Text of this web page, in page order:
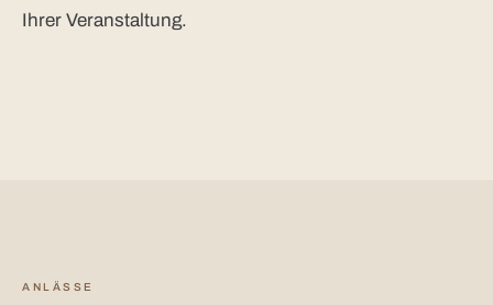
Ihrer Veranstaltung.
ANLÄSSE